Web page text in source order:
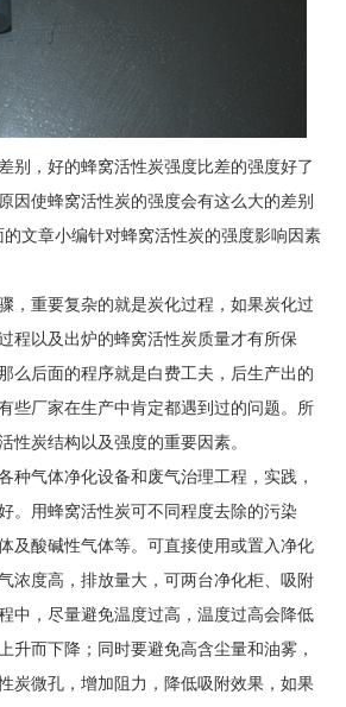
别，好的蜂窝活性炭强度比差的强度好了
因使蜂窝活性炭的强度会有这么大的差别
文章小编针对蜂窝活性炭的强度影响因素
，重要复杂的就是炭化过程，如果炭化过
程以及出炉的蜂窝活性炭质量才有所保
么后面的程序就是白费工夫，后生产出的
些厂家在生产中肯定都遇到过的问题。所
性炭结构以及强度的重要因素。
种气体净化设备和废气治理工程，实践，
。用蜂窝活性炭可不同程度去除的污染
及酸碱性气体等。可直接使用或置入净化
浓度高，排放量大，可两台净化柜、吸附
中，尽量避免温度过高，温度过高会降低
升而下降；同时要避免高含尘量和油雾，
炭微孔，增加阻力，降低吸附效果，如果